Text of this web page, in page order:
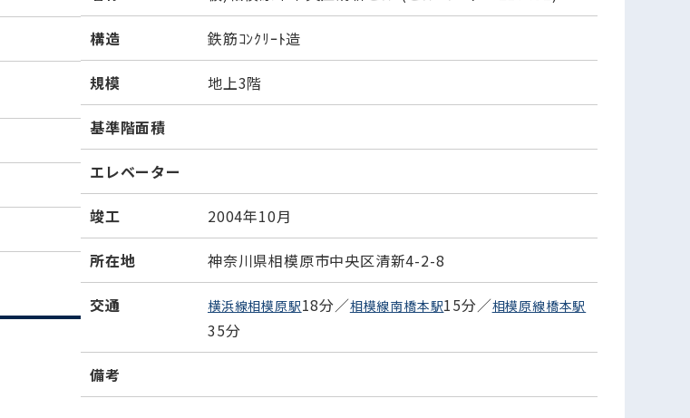
構造 鉄筋ｺﾝｸﾘｰﾄ造
規模 地上3階
基準階面積
エレベーター
竣工 2004年10月
所在地 神奈川県相模原市中央区清新4-2-8
交通 横浜線相模原駅18分／相模線南橋本駅15分／相模原線橋本駅
35分
備考